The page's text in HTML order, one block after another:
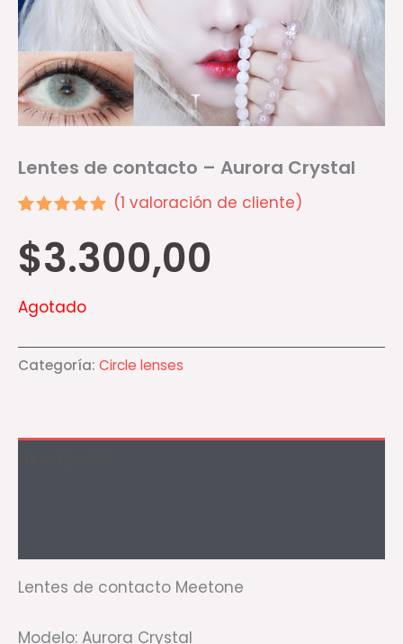
Lentes de contacto – Aurora Crystal
5.00
sobre 5
basado en
de cliente
(1 valoración de cliente)
$3.300,00
Agotado
Categoría: Circle lenses
Lentes de contacto Meetone
Modelo: Aurora Crystal